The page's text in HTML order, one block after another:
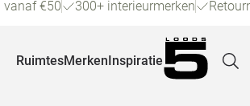
vanaf €50 300+ interieurmerken
RuimtesMerkenInspiratie